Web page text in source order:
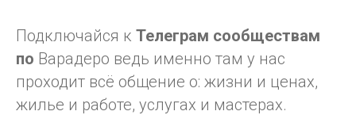
Подключайся к Телеграм сообществам
по Варадеро ведь именно там у нас
проходит всё общение о: жизни и ценах,
жилье и работе, услугах и мастерах.